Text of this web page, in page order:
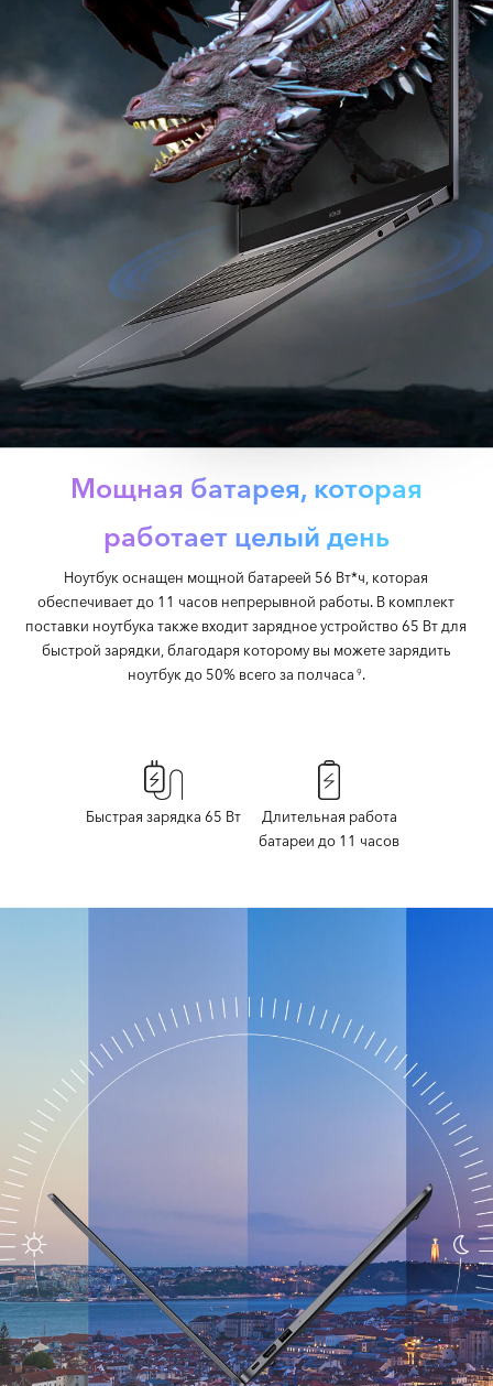
Мощная батарея, которая
работает целый день
Ноутбук оснащен мощной батареей 56 Вт*ч, которая
обеспечивает до 11 часов непрерывной работы. В комплект
поставки ноутбука также входит зарядное устройство 65 Вт для
быстрой зарядки, благодаря которому вы можете зарядить
ноутбук до 50% всего за полчаса 9.
Быстрая зарядка 65 Вт
Длительная работа
батареи до 11 часов